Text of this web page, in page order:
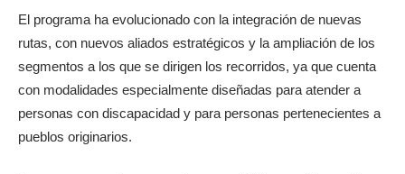
El programa ha evolucionado con la integración de nuevas
rutas, con nuevos aliados estratégicos y la ampliación de los
segmentos a los que se dirigen los recorridos, ya que cuenta
con modalidades especialmente diseñadas para atender a
personas con discapacidad y para personas pertenecientes a
pueblos originarios.